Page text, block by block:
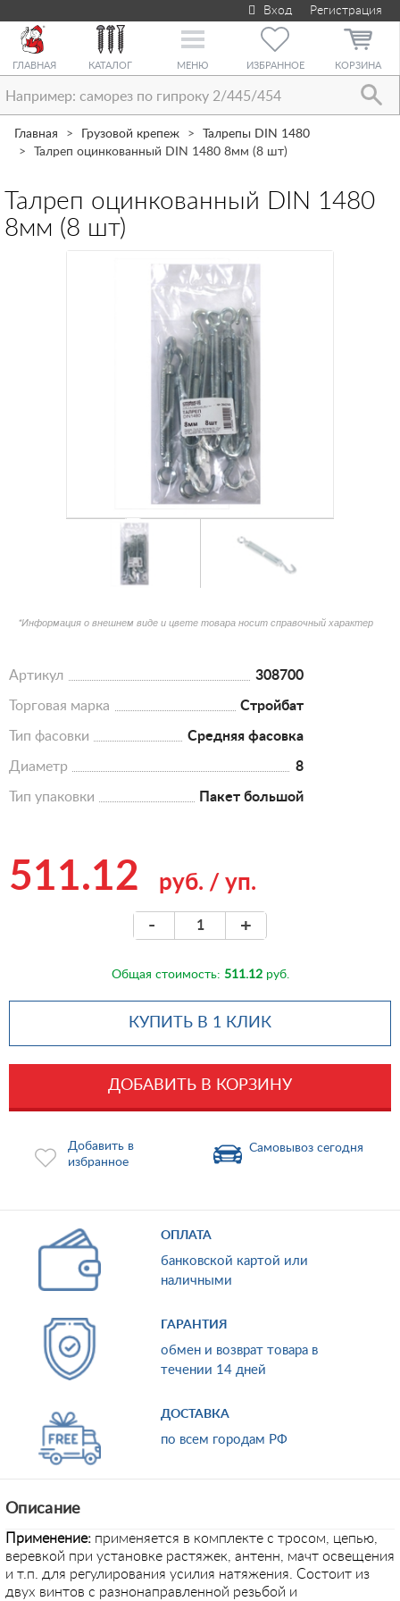
Вход Регистрация
ГЛАВНАЯ КАТАЛОГ
Toggle
МЕНЮ ИЗБРАННОЕ КОРЗИНА
Главная Грузовой крепеж
Талрепы DIN 1480
Талреп оцинкованный DIN 1480 8мм (8 шт)
Талреп оцинкованный DIN 1480
8мм (8 шт)
*Информация о внешнем виде и цвете товара носит справочный характер
Артикул 308700
Торговая марка Стройбат
Тип фасовки Средняя фасовка
Диаметр 8
Тип упаковки Пакет большой
511.12 руб. / уп.
- +
Общая стоимость: 511.12руб.
КУПИТЬ В 1 КЛИК
ДОБАВИТЬ В КОРЗИНУ
Добавить в
избранное
Самовывоз сегодня
ОПЛАТА
банковской картой или
наличными
ГАРАНТИЯ
обмен и возврат товара в
течении 14 дней
ДОСТАВКА
по всем городам РФ
Описание
Применение: применяется в комплекте с тросом, цепью,
веревкой при установке растяжек, антенн, мачт освещения
и т.п. для регулирования усилия натяжения. Состоит из
двух винтов с разнонаправленной резьбой и